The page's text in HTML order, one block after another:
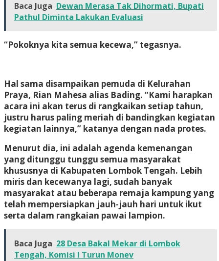
Baca Juga Dewan Merasa Tak Dihormati, Bupati
Pathul Diminta Lakukan Evaluasi
“Pokoknya kita semua kecewa,” tegasnya.
Hal sama disampaikan pemuda di Kelurahan
Praya, Rian Mahesa alias Bading. “Kami harapkan
acara ini akan terus di rangkaikan setiap tahun,
justru harus paling meriah di bandingkan kegiatan
kegiatan lainnya,” katanya dengan nada protes.
Menurut dia, ini adalah agenda kemenangan
yang ditunggu tunggu semua masyarakat
khususnya di Kabupaten Lombok Tengah. Lebih
miris dan kecewanya lagi, sudah banyak
masyarakat atau beberapa remaja kampung yang
telah mempersiapkan jauh-jauh hari untuk ikut
serta dalam rangkaian pawai lampion.
Baca Juga 28 Desa Bakal Mekar di Lombok
Tengah, Komisi I Turun Monev